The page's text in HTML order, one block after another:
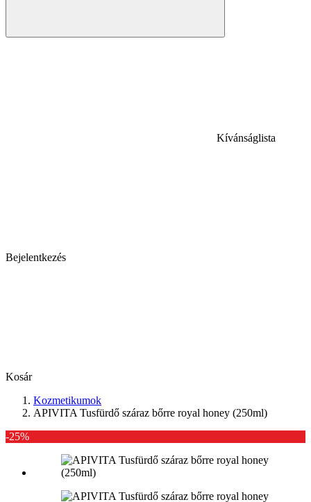
Kívánságlista
Bejelentkezés
Kosár
Kozmetikumok
APIVITA Tusfürdő száraz bőrre royal honey (250ml)
-25%